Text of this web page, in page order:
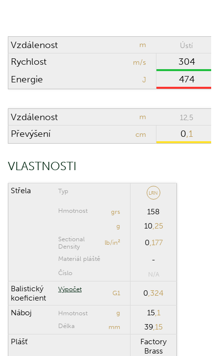
Vzdálenost m Ústí
Rychlost m/s
304
Energie
J 474
Vzdálenost m 12,5
Převýšení cm 0,1
VLASTNOSTI
Střela Typ LRN
Hmotnost grs 158
g 10 ,25
Sectional
Density
lb/in² 0 ,177
Materiál pláště -
Číslo N/A
Balistický
koeficient
Výpočet
G1 0 ,324
Náboj Hmotnost g 15 ,1
Délka mm 39 ,15
Plášť
Factory
Brass